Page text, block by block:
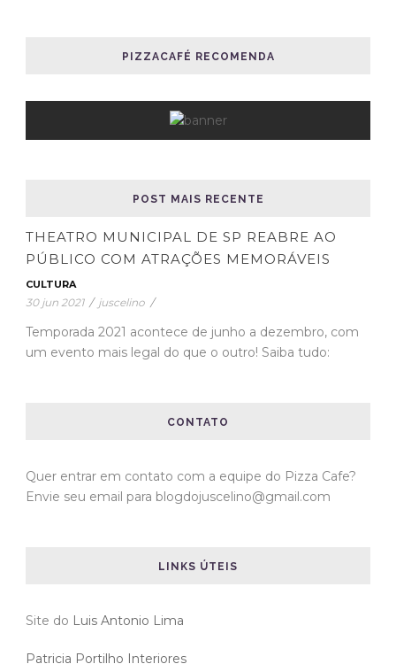
PIZZACAFÉ RECOMENDA
POST MAIS RECENTE
THEATRO MUNICIPAL DE SP REABRE AO
PÚBLICO COM ATRAÇÕES MEMORÁVEIS
CULTURA
30 jun 2021 / juscelino /
Temporada 2021 acontece de junho a dezembro, com
um evento mais legal do que o outro! Saiba tudo:
CONTATO
Quer entrar em contato com a equipe do Pizza Cafe?
Envie seu email para blogdojuscelino@gmail.com
LINKS ÚTEIS
Site do Luis Antonio Lima
Patricia Portilho Interiores